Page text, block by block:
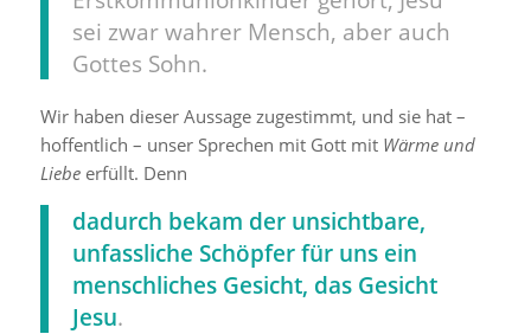
sei zwar wahrer Mensch, aber auch
Gottes Sohn.
Wir haben dieser Aussage zugestimmt, und sie hat –
hoffentlich – unser Sprechen mit Gott mit Wärme und
Liebeerfüllt. Denn
dadurch bekam der unsichtbare,
unfassliche Schöpfer für uns ein
menschliches Gesicht, das Gesicht
Jesu.